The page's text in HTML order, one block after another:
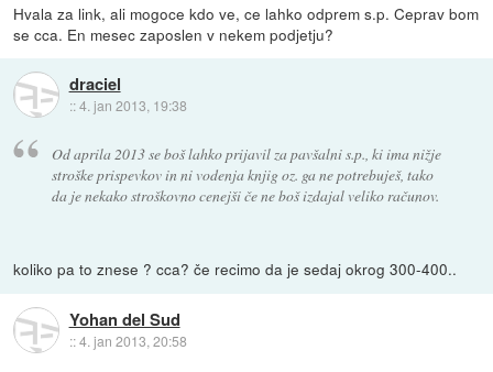
Hvala za link, ali mogoce kdo ve, ce lahko odprem s.p. Ceprav bom
se cca. En mesec zaposlen v nekem podjetju?
draciel
::4. jan 2013, 19:38
Od aprila 2013 se boš lahko prijavil za pavšalni s.p., ki ima nižje
stroške prispevkov in ni vodenja knjig oz. ga ne potrebuješ, tako
da je nekako stroškovno cenejši če ne boš izdajal veliko računov.
koliko pa to znese ? cca? če recimo da je sedaj okrog 300-400..
Yohan del Sud
::4. jan 2013, 20:58